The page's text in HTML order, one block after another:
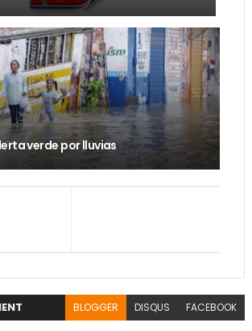
verde por lluvias
BLOGGER DISQUS FACEBOOK